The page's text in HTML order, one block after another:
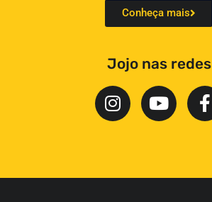
Conheça mais
Jojo nas redes